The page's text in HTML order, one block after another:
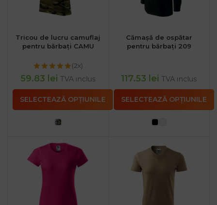
Tricou de lucru camuflaj
pentru bărbați CAMU
(2x)
59.83 lei TVA inclus
SELECTEAZĂ OPȚIUNILE
Cămașă de ospătar
pentru bărbați 209
117.53 lei TVA inclus
SELECTEAZĂ OPȚIUNILE